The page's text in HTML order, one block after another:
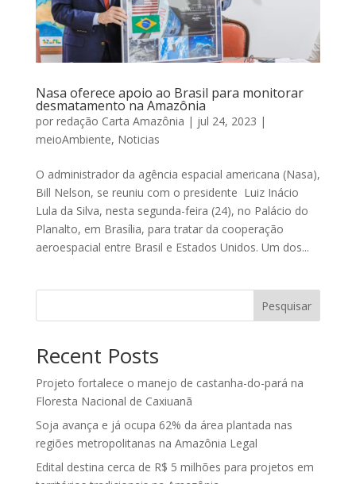
Nasa oferece apoio ao Brasil para monitorar
desmatamento na Amazônia
por redação Carta Amazônia | jul 24, 2023 |
meioAmbiente, Noticias
O administrador da agência espacial americana (Nasa),
Bill Nelson, se reuniu com o presidente Luiz Inácio
Lula da Silva, nesta segunda-feira (24), no Palácio do
Planalto, em Brasília, para tratar da cooperação
aeroespacial entre Brasil e Estados Unidos. Um dos...
Pesquisar
Recent Posts
Projeto fortalece o manejo de castanha-do-pará na
Floresta Nacional de Caxiuanã
Soja avança e já ocupa 62% da área plantada nas
regiões metropolitanas na Amazônia Legal
Edital destina cerca de R$ 5 milhões para projetos em